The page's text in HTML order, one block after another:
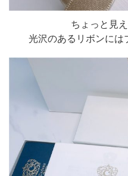
ちょっと見
光沢のあるリボンに